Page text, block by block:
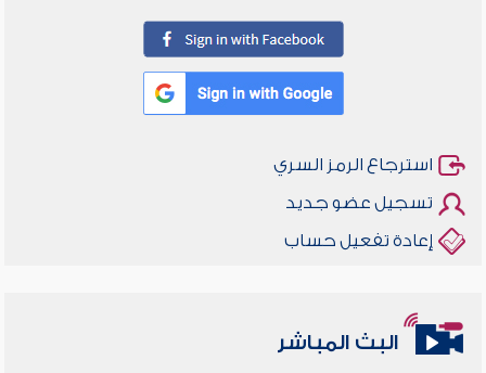
استرجاع الرمز السري
تسجيل عضو جديد
إعادة تفعيل حساب
البث المباشر